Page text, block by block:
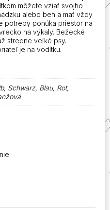
môžete vziať svojho
alebo beh a mať vždy
potreby ponúka priestor na
na výkaly. Bežecké
stredne veľké psy.
je na vodítku.
Schwarz, Blau, Rot,